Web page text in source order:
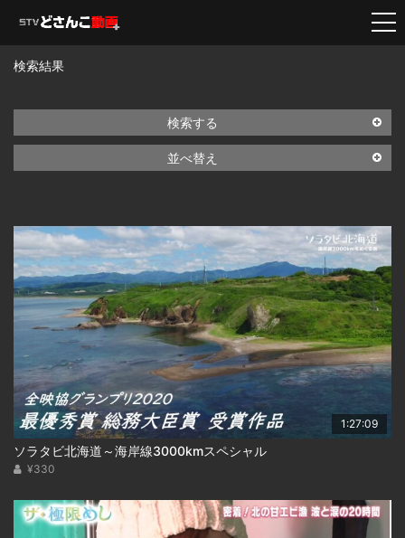
検索結果
検索する
並べ替え
1:27:09
ソラタビ北海道～海岸線3000kmスペシャル
¥330